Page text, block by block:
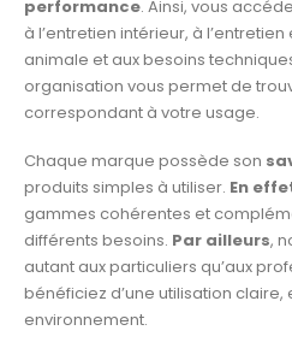
performance. Ainsi, vous
à l’entretien intérieur, à l’entretien
animale et aux besoins
organisation vous permet de
correspondant à votre usage.
Chaque marque possède son
produits simples à utiliser. En
gammes cohérentes et
différents besoins. Par ailleurs,
autant aux particuliers qu’aux
bénéficiez d’une utilisation
environnement.